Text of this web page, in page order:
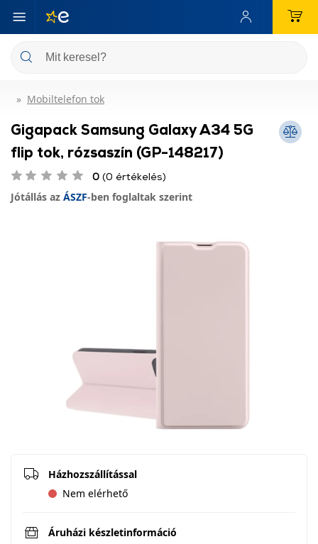
Mobiltelefon tok
Gigapack Samsung Galaxy A34 5G
flip tok, rózsaszín (GP-148217)
0 (0 értékelés)
Jótállás az ÁSZF-ben foglaltak szerint
Házhozszállítással
Nem elérhető
Áruházi készletinformáció